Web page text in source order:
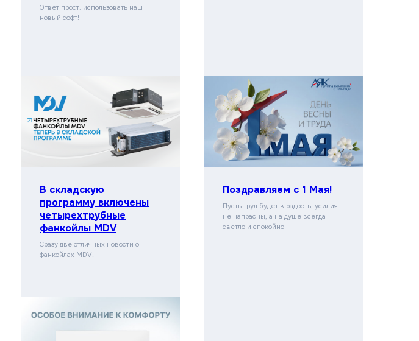
Ответ прост: использовать наш
новый софт!
В складскую
программу включены
четырехтрубные
фанкойлы MDV
Сразу две отличных новости о
фанкойлах MDV!
Поздравляем с 1 Мая!
Пусть труд будет в радость, усилия
не напрасны, а на душе всегда
светло и спокойно